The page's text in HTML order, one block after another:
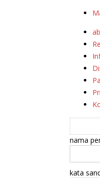
nama
kata